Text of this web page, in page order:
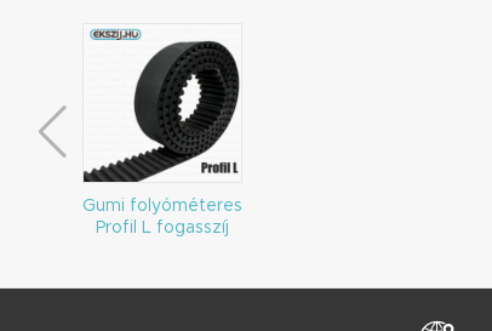
Gumi folyóméteres
Profil L fogasszíj